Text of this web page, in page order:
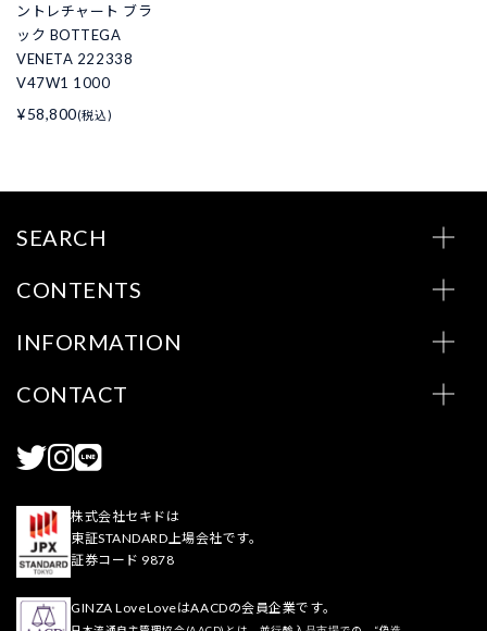
ントレチャート ブラ
ック BOTTEGA
VENETA 222338
V47W1 1000
¥58,800(税込)
SEARCH
CONTENTS
INFORMATION
CONTACT
株式会社セキドは
東証STANDARD上場会社です。
証券コード 9878
GINZA LoveLoveはAACDの会員企業です。